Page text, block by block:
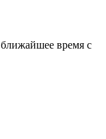
время с